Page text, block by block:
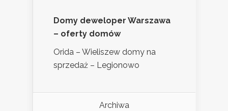
Domy deweloper Warszawa
– oferty domów
Orida – Wieliszew domy na
sprzedaż – Legionowo
Archiwa